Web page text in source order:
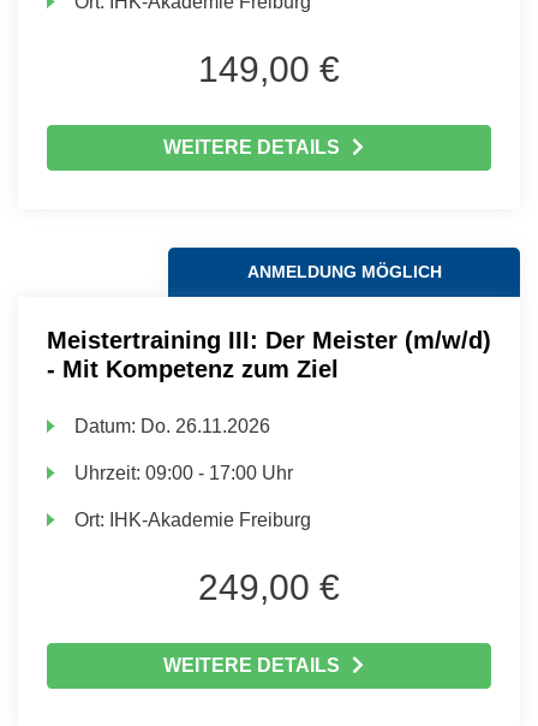
149,00 €
WEITERE DETAILS
ANMELDUNG MÖGLICH
Meistertraining III: Der Meister (m/w/d)
- Mit Kompetenz zum Ziel
Datum: Do. 26.11.2026
Uhrzeit:09:00 - 17:00 Uhr
Ort: IHK-Akademie Freiburg
249,00 €
WEITERE DETAILS